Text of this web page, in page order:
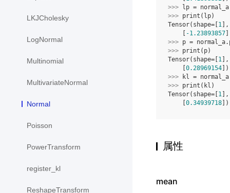
LKJCholesky
LogNormal
Multinomial
MultivariateNormal
Normal
Poisson
PowerTransform
register_kl
ReshapeTransform
>>>
lp = normal_a
>>> print ( lp)
Tensor(shape=[ 1
-1.23893857
>>> p = normal_a.
>>> print ( p)
Tensor(shape=[ 1
0.28969154 ])
>>>
kl = normal_a
>>> print ( kl )
Tensor(shape=[ 1
0.34939718 ])
属性
mean